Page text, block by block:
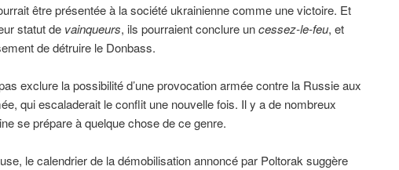
être présentée à la société ukrainienne comme une victoire. Et
statut de vainqueurs, ils pourraient conclure uncessez-le-feu, et
de détruire le Donbass.
exclure la possibilité d’une provocation armée contre la Russie aux
qui escaladerait le conflit une nouvelle fois. Il y a de nombreux
se prépare à quelque chose de ce genre.
le calendrier de la démobilisation annoncé par Poltorak suggère